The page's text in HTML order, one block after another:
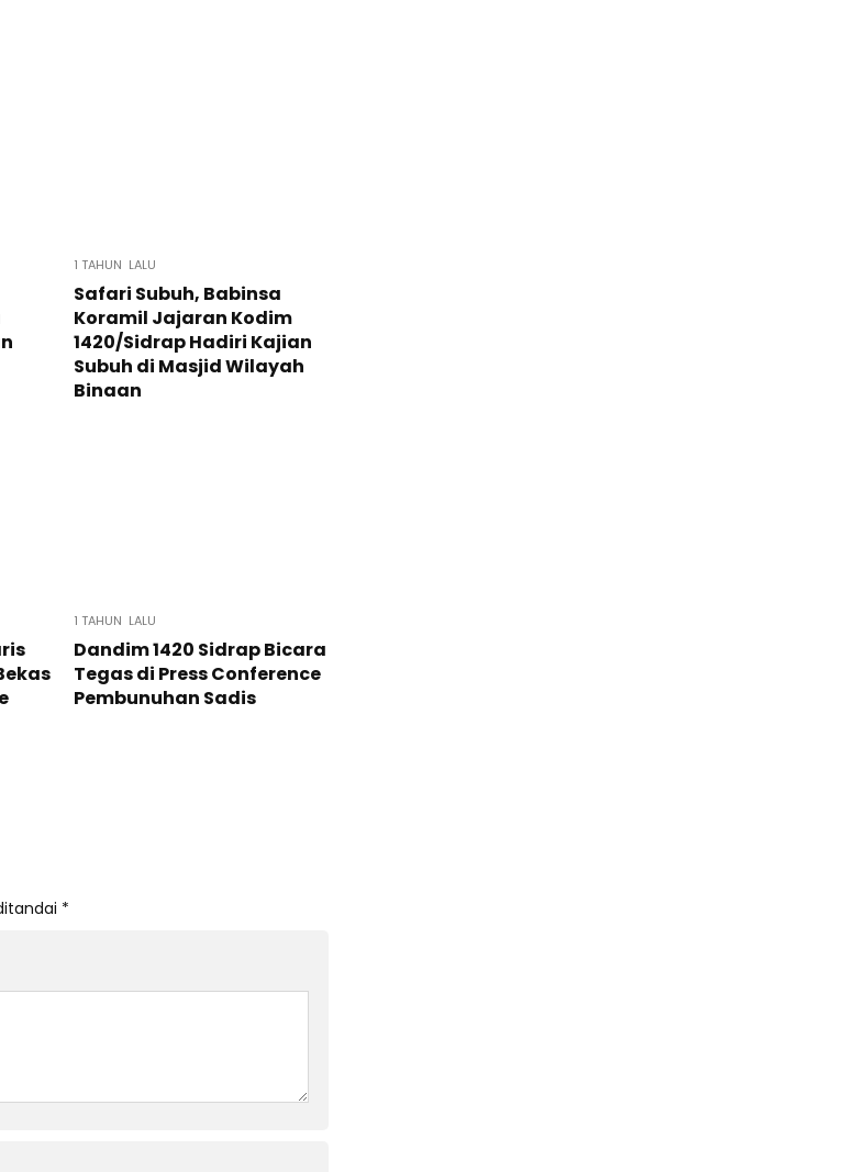
1 TAHUN LALU
Safari Subuh, Babinsa
Koramil Jajaran Kodim
1420/Sidrap Hadiri Kajian
Subuh di Masjid Wilayah
Binaan
1 TAHUN LALU
Dandim 1420 Sidrap Bicara
Tegas di Press Conference
Pembunuhan Sadis
*